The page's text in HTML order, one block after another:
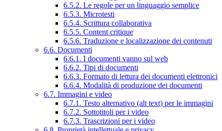
6.5.2. Le regole per un linguaggio semplice
6.5.3. Microtesti
6.5.4. Scrittura collaborativa
6.5.5. Content critique
6.5.6. Traduzione e localizzazione dei contenuti
6.6. Documenti
6.6.1. I documenti vanno sul web
6.6.2. Tipi di documenti
6.6.3. Formato di lettura dei documenti elettronici
6.6.4. Modalità di produzione dei documenti
6.7. Immagini e video
6.7.1. Testo alternativo (alt text) per le immagini
6.7.2. Sottotitoli per i video
6.7.3. Trascrizioni per i video